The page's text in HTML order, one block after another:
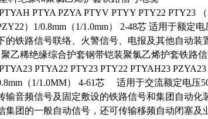
PTYA PZYA PTYV PTYY PTY22 PTY23
）1/0.8mm（1/1.0mm） 2-48芯 适用于额定
的铁路信号联络、火警信号、电报及其他自动装
聚乙稀绝缘综合护套钢带铠装聚氯乙烯护套铁路
PTYA22 PTY23 PTY22 PTYAH23
（1/1.0MM） 4-61芯 适用于交流额定电压
输音频信号及固定敷设的铁路信号和集团自动化
集团的一般自动信号，还可传输移频自动闭塞及